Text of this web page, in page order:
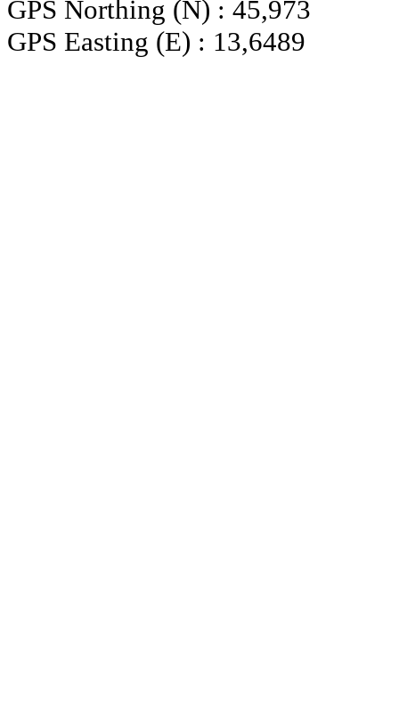
GPS Northing (N) : 45,973
GPS Easting (E) : 13,6489